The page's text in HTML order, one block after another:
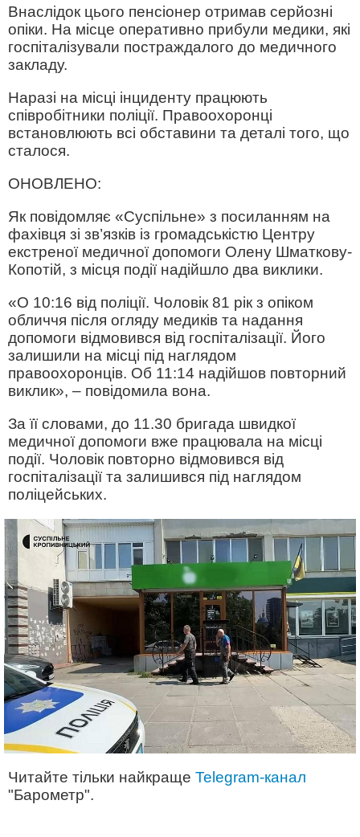
Внаслідок цього пенсіонер отримав серйозні
опіки. На місце оперативно прибули медики, які
госпіталізували постраждалого до медичного
закладу.
Наразі на місці інциденту працюють
співробітники поліції. Правоохоронці
встановлюють всі обставини та деталі того, що
сталося.
ОНОВЛЕНО:
Як повідомляє «Суспільне» з посиланням на
фахівця зі зв’язків із громадськістю Центру
екстреної медичної допомоги Олену Шматкову-
Копотій, з місця події надійшло два виклики.
«О 10:16 від поліції. Чоловік 81 рік з опіком
обличчя після огляду медиків та надання
допомоги відмовився від госпіталізації. Його
залишили на місці під наглядом
правоохоронців. Об 11:14 надійшов повторний
виклик», – повідомила вона.
За її словами, до 11.30 бригада швидкої
медичної допомоги вже працювала на місці
події. Чоловік повторно відмовився від
госпіталізації та залишився під наглядом
поліцейських.
Читайте тільки найкраще Telegram-канал
"Барометр".